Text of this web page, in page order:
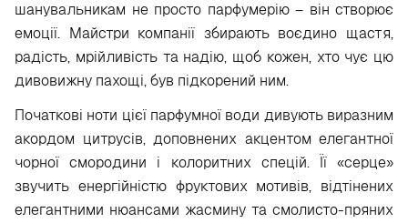
шанувальникам не просто парфумерію – він створює
емоції. Майстри компанії збирають воєдино щастя,
радість, мрійливість та надію, щоб кожен, хто чує цю
дивовижну пахощі, був підкорений ним.
Початкові ноти цієї парфумної води дивують виразним
акордом цитрусів, доповнених акцентом елегантної
чорної смородини і колоритних спецій. Її «серце»
звучить енергійністю фруктових мотивів, відтінених
елегантними нюансами жасмину та смолисто-пряних